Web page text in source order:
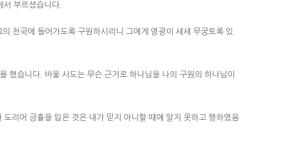
부르셨습니다.
천국에 들어가도록 구원하시리니 그에게 영광이 세세 무궁토록 있
했습니다. 바울 사도는 무슨 근거로 하나님을 나의 구원의 하나님이
리어 긍휼을 입은 것은 내가 믿지 아니할 때에 알지 못하고 행하였음